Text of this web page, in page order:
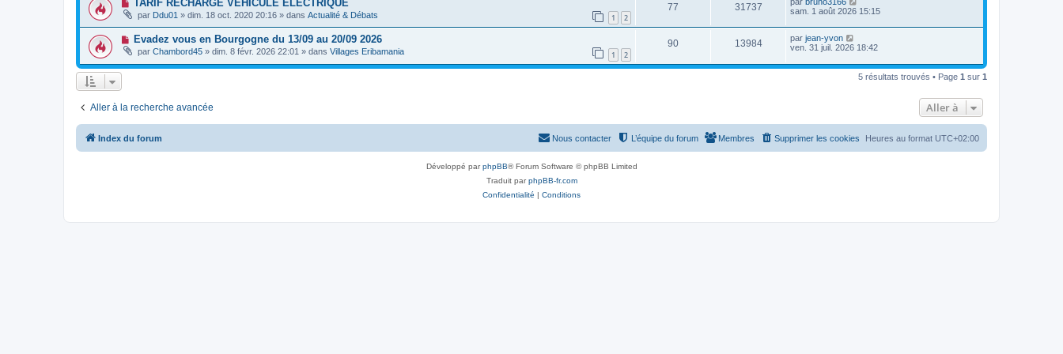
a
g
e
e
a
g
m
e
s
s
g
s
e
s
m
e
s
a
g
a
u
m
e
s
s
i
e
r
m
e
s
s
u
v
a
u
m
a
e
TARIF RECHARGE VEHICULE ELECTRIQUE
par Ddu01 » dim. 18 oct. 2020 20:16 » dans Actualité & Débats 1 2
77
é
p
o
s
31737V
u
e
s
e
n
i
e
m
e
sam. 1 août 2026 15:15
N
u
v
m
e
s
a
g
Evadez vous en Bourgogne du 13/09 au 20/09 2026
par Chambord45 » dim. 8 févr. 2026 22:01 » dans Villages Eribamania 1 2
90R
é
n
13984V
u
D
e
n
s
a
g
par jean-yvon
ven. 31 juil. 2026 18:42
5 résultats trouvés • Page 1 sur 1
Aller à la recherche avancée Aller à
Index du forum Heures au format UTC+02:00
Supprimer les cookies
Membres
L’équipe du forum
Nous contacter
Développé parphpBB® Forum Software © phpBB Limited
Traduit parphpBB-fr.com
Confidentialité | Conditions